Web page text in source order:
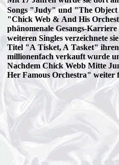
Songs "Judy" und "The
"Chick Web & And His
phänomenale Gesangs-
weiteren Singles verzeichnete
Titel "A Tisket, A Tasket" ihren
millionenfach verkauft wurde
Nachdem Chick Webb Mitte
Her Famous Orchestra" weiter